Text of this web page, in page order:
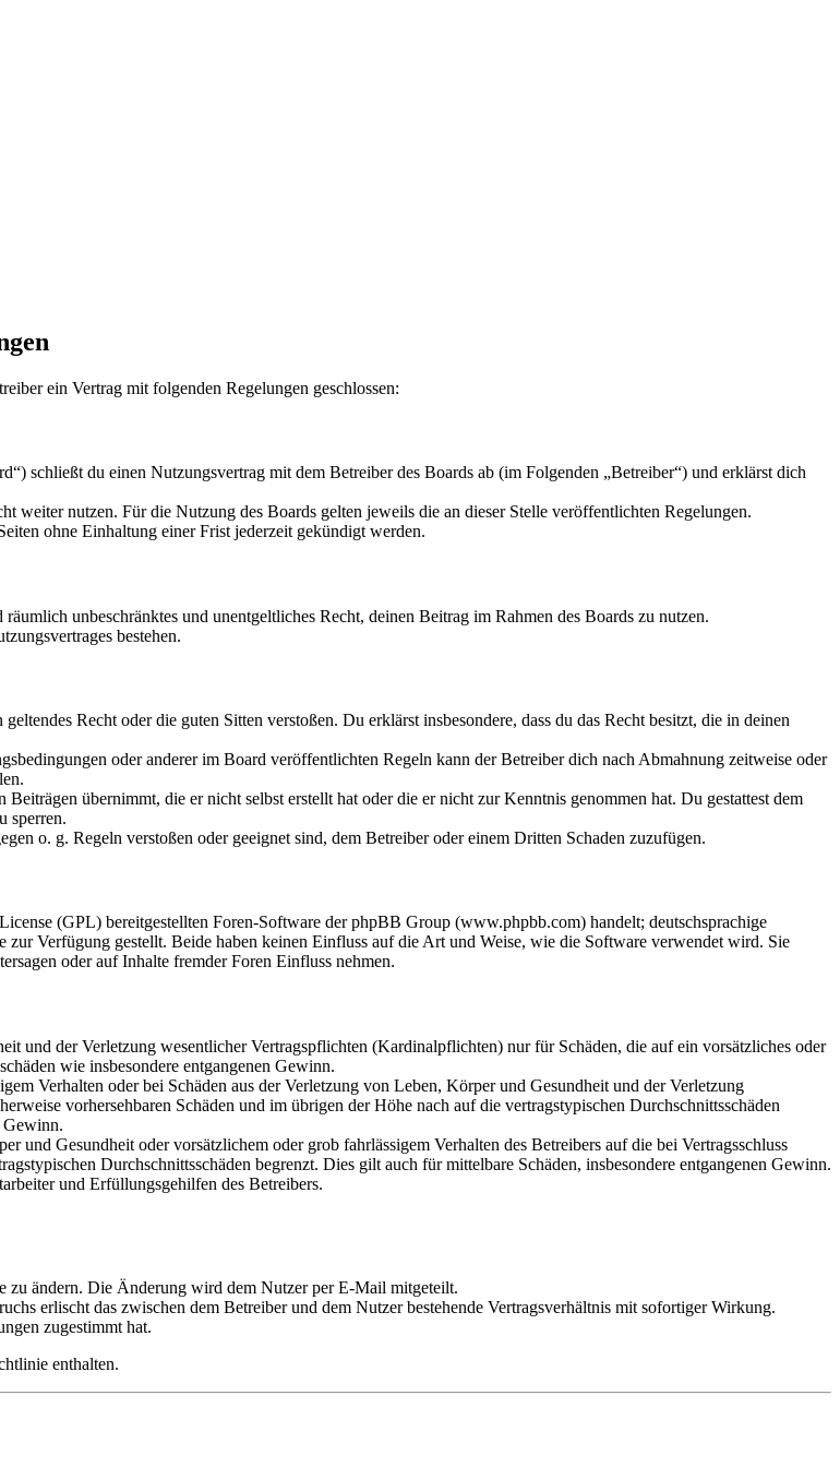
ein Vertrag mit folgenden Regelungen geschlossen:
schließt du einen Nutzungsvertrag mit dem Betreiber des Boards ab (im Folgenden „Betreiber“) und erklärst dich
weiter nutzen. Für die Nutzung des Boards gelten jeweils die an dieser Stelle veröffentlichten Regelungen.
ohne Einhaltung einer Frist jederzeit gekündigt werden.
unbeschränktes und unentgeltliches Recht, deinen Beitrag im Rahmen des Boards zu nutzen.
bestehen.
Recht oder die guten Sitten verstoßen. Du erklärst insbesondere, dass du das Recht besitzt, die in deinen
oder anderer im Board veröffentlichten Regeln kann der Betreiber dich nach Abmahnung zeitweise oder
übernimmt, die er nicht selbst erstellt hat oder die er nicht zur Kenntnis genommen hat. Du gestattest dem
sperren.
o. g. Regeln verstoßen oder geeignet sind, dem Betreiber oder einem Dritten Schaden zuzufügen.
(GPL) bereitgestellten Foren-Software der phpBB Group (www.phpbb.com) handelt; deutschsprachige
Verfügung gestellt. Beide haben keinen Einfluss auf die Art und Weise, wie die Software verwendet wird. Sie
oder auf Inhalte fremder Foren Einfluss nehmen.
und der Verletzung wesentlicher Vertragspflichten (Kardinalpflichten) nur für Schäden, die auf ein vorsätzliches oder
wie insbesondere entgangenen Gewinn.
Verhalten oder bei Schäden aus der Verletzung von Leben, Körper und Gesundheit und der Verletzung
vorhersehbaren Schäden und im übrigen der Höhe nach auf die vertragstypischen Durchschnittsschäden
Gewinn.
und Gesundheit oder vorsätzlichem oder grob fahrlässigem Verhalten des Betreibers auf die bei Vertragsschluss
Durchschnittsschäden begrenzt. Dies gilt auch für mittelbare Schäden, insbesondere entgangenen Gewinn.
und Erfüllungsgehilfen des Betreibers.
zu ändern. Die Änderung wird dem Nutzer per E-Mail mitgeteilt.
erlischt das zwischen dem Betreiber und dem Nutzer bestehende Vertragsverhältnis mit sofortiger Wirkung.
zugestimmt hat.
enthalten.